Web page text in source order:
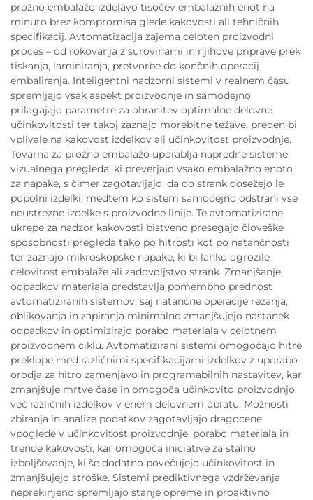
prožno embalažo izdelavo tisočev embalažnih enot na
minuto brez kompromisa glede kakovosti ali tehničnih
specifikacij. Avtomatizacija zajema celoten proizvodni
proces – od rokovanja z surovinami in njihove priprave prek
tiskanja, laminiranja, pretvorbe do končnih operacij
embaliranja. Inteligentni nadzorni sistemi v realnem času
spremljajo vsak aspekt proizvodnje in samodejno
prilagajajo parametre za ohranitev optimalne delovne
učinkovitosti ter takoj zaznajo morebitne težave, preden bi
vplivale na kakovost izdelkov ali učinkovitost proizvodnje.
Tovarna za prožno embalažo uporablja napredne sisteme
vizualnega pregleda, ki preverjajo vsako embalažno enoto
za napake, s čimer zagotavljajo, da do strank dosežejo le
popolni izdelki, medtem ko sistem samodejno odstrani vse
neustrezne izdelke s proizvodne linije. Te avtomatizirane
ukrepe za nadzor kakovosti bistveno presegajo človeške
sposobnosti pregleda tako po hitrosti kot po natančnosti
ter zaznajo mikroskopske napake, ki bi lahko ogrozile
celovitost embalaže ali zadovoljstvo strank. Zmanjšanje
odpadkov materiala predstavlja pomembno prednost
avtomatiziranih sistemov, saj natančne operacije rezanja,
oblikovanja in zapiranja minimalno zmanjšujejo nastanek
odpadkov in optimizirajo porabo materiala v celotnem
proizvodnem ciklu. Avtomatizirani sistemi omogočajo hitre
preklope med različnimi specifikacijami izdelkov z uporabo
orodja za hitro zamenjavo in programabilnih nastavitev, kar
zmanjšuje mrtve čase in omogoča učinkovito proizvodnjo
več različnih izdelkov v enem delovnem obratu. Možnosti
zbiranja in analize podatkov zagotavljajo dragocene
vpoglede v učinkovitost proizvodnje, porabo materiala in
trende kakovosti, kar omogoča iniciative za stalno
izboljševanje, ki še dodatno povečujejo učinkovitost in
zmanjšujejo stroške. Sistemi prediktivnega vzdrževanja
neprekinjeno spremljajo stanje opreme in proaktivno